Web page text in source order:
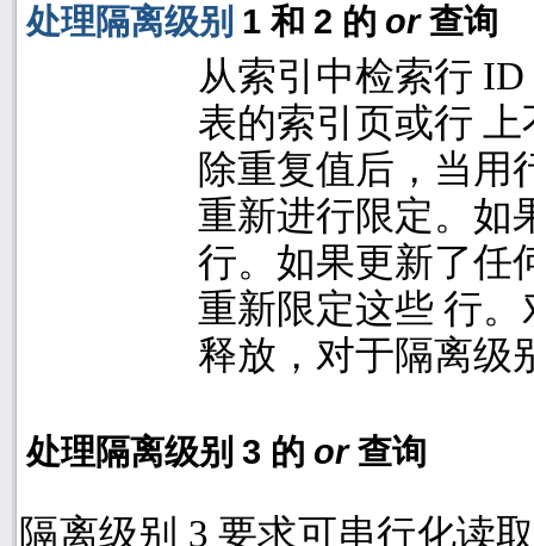
处理隔离级别 1 和 2 的 or查询
从索引中检索行 ID
表的索引页或行
除重复值后，当用
重新进行限定。如
行。如果更新了任
重新限定这些 行
释放，对于隔离级
处理隔离级别 3 的 or查询
隔离级别 3要求可串行化读